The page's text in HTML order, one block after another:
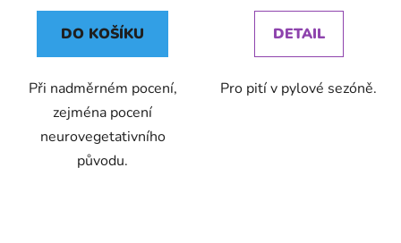
DO KOŠÍKU
Při nadměrném pocení,
zejména pocení
neurovegetativního
původu.
DETAIL
Pro pití v pylové sezóně.